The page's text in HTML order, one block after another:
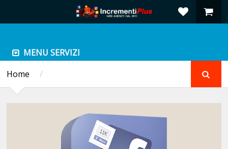
MENU SERVIZI
Home
/